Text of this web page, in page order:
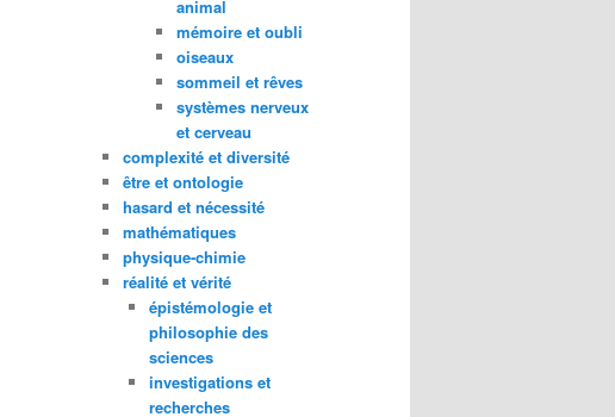
animal
mémoire et oubli
oiseaux
sommeil et rêves
systèmes nerveux
et cerveau
complexité et diversité
être et ontologie
hasard et nécessité
mathématiques
physique-chimie
réalité et vérité
épistémologie et
philosophie des
sciences
investigations et
recherches